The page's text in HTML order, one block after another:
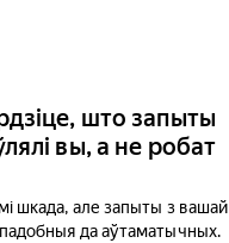
што запыты
вы, а не робат
шкада, але запыты з вашай
да аўтаматычных.